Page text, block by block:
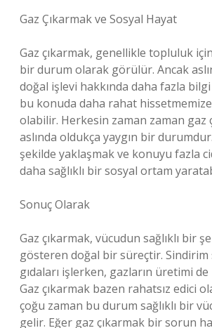
Gaz Çıkarmak ve Sosyal Hayat
Gaz çıkarmak, genellikle topluluk
bir durum olarak görülür. Ancak
doğal işlevi hakkında daha fazla
bu konuda daha rahat hissetmemize
olabilir. Herkesin zaman zaman gaz
aslında oldukça yaygın bir
şekilde yaklaşmak ve konuyu fazla
daha sağlıklı bir sosyal ortam
Sonuç Olarak
Gaz çıkarmak, vücudun sağlıklı bir
gösteren doğal bir süreçtir. Sindirim
gıdaları işlerken, gazların üretimi de
Gaz çıkarmak bazen rahatsız edici
çoğu zaman bu durum sağlıklı bir
gelir. Eğer gaz çıkarmak bir sorun